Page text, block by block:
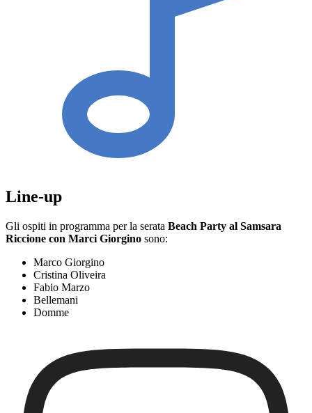
Line-up
Gli ospiti in programma per la serata Beach Party al Samsara
Riccione con Marci Giorgino sono:
Marco Giorgino
Cristina Oliveira
Fabio Marzo
Bellemani
Domme